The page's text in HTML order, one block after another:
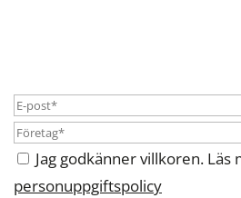
Jag godkänner villkoren. Läs
personuppgiftspolicy